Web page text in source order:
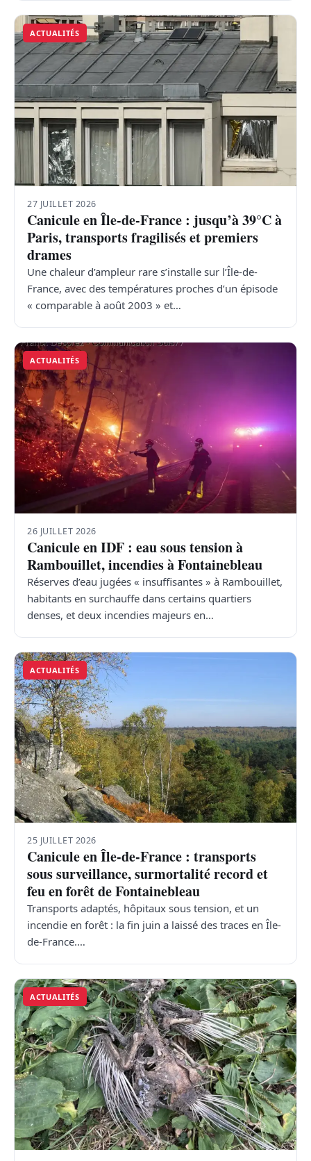
ACTUALITÉS
27 JUILLET 2026
Canicule en Île-de-France : jusqu’à 39°C à
Paris, transports fragilisés et premiers
drames
Une chaleur d’ampleur rare s’installe sur l’Île-de-
France, avec des températures proches d’un épisode
« comparable à août 2003 » et…
ACTUALITÉS
26 JUILLET 2026
Canicule en IDF : eau sous tension à
Rambouillet, incendies à Fontainebleau
Réserves d’eau jugées « insuffisantes » à Rambouillet,
habitants en surchauffe dans certains quartiers
denses, et deux incendies majeurs en…
ACTUALITÉS
25 JUILLET 2026
Canicule en Île-de-France : transports
sous surveillance, surmortalité record et
feu en forêt de Fontainebleau
Transports adaptés, hôpitaux sous tension, et un
incendie en forêt : la fin juin a laissé des traces en Île-
de-France.…
ACTUALITÉS